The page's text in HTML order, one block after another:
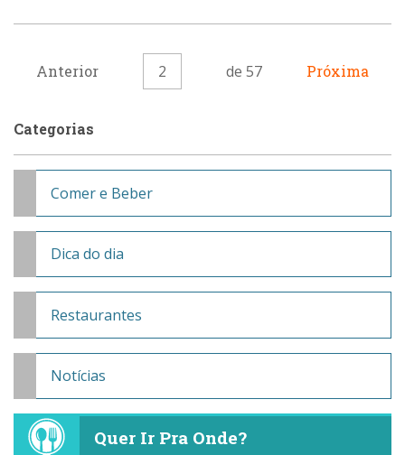
Anterior 2 de 57 Próxima
Categorias
Comer e Beber
Dica do dia
Restaurantes
Notícias
Quer Ir Pra Onde?